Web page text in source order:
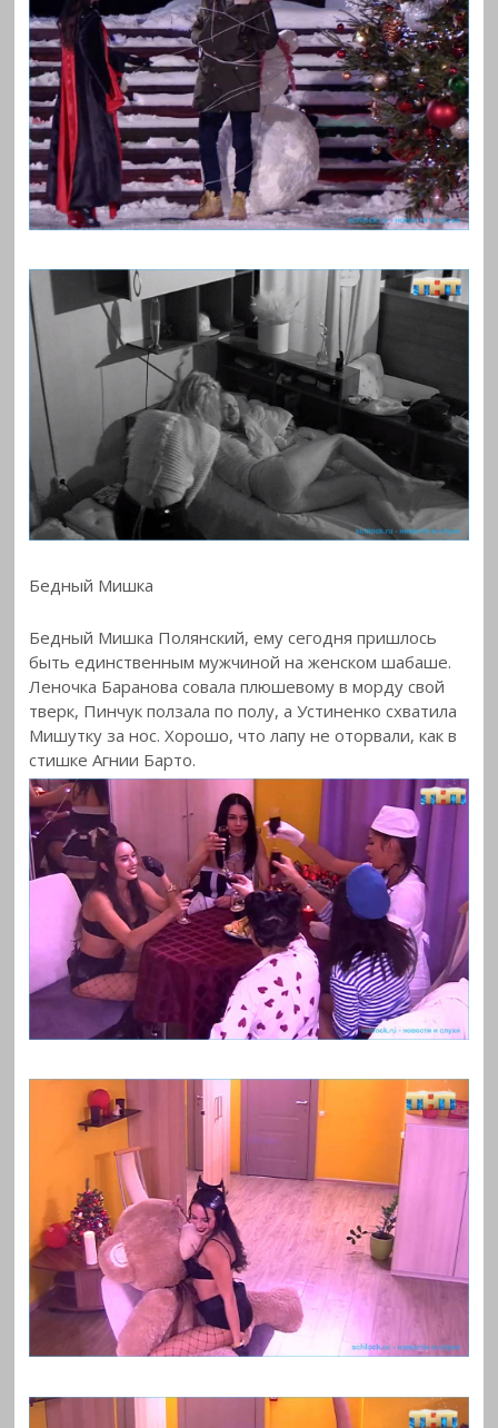
Бедный Мишка
Бедный Мишка Полянский, ему сегодня пришлось
быть единственным мужчиной на женском шабаше.
Леночка Баранова совала плюшевому в морду свой
тверк, Пинчук ползала по полу, а Устиненко схватила
Мишутку за нос. Хорошо, что лапу не оторвали, как в
стишке Агнии Барто.